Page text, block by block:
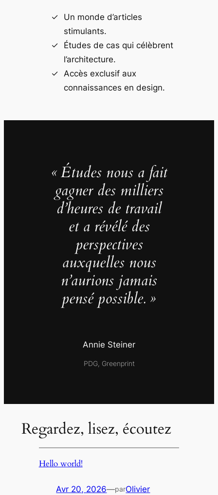
Un monde d’articles
stimulants.
Études de cas qui célèbrent
l’architecture.
Accès exclusif aux
connaissances en design.
« Études nous a fait
gagner des milliers
d’heures de travail
et a révélé des
perspectives
auxquelles nous
n’aurions jamais
pensé possible. »
Annie Steiner
PDG, Greenprint
Regardez, lisez, écoutez
Hello world!
Avr 20, 2026—parOlivier